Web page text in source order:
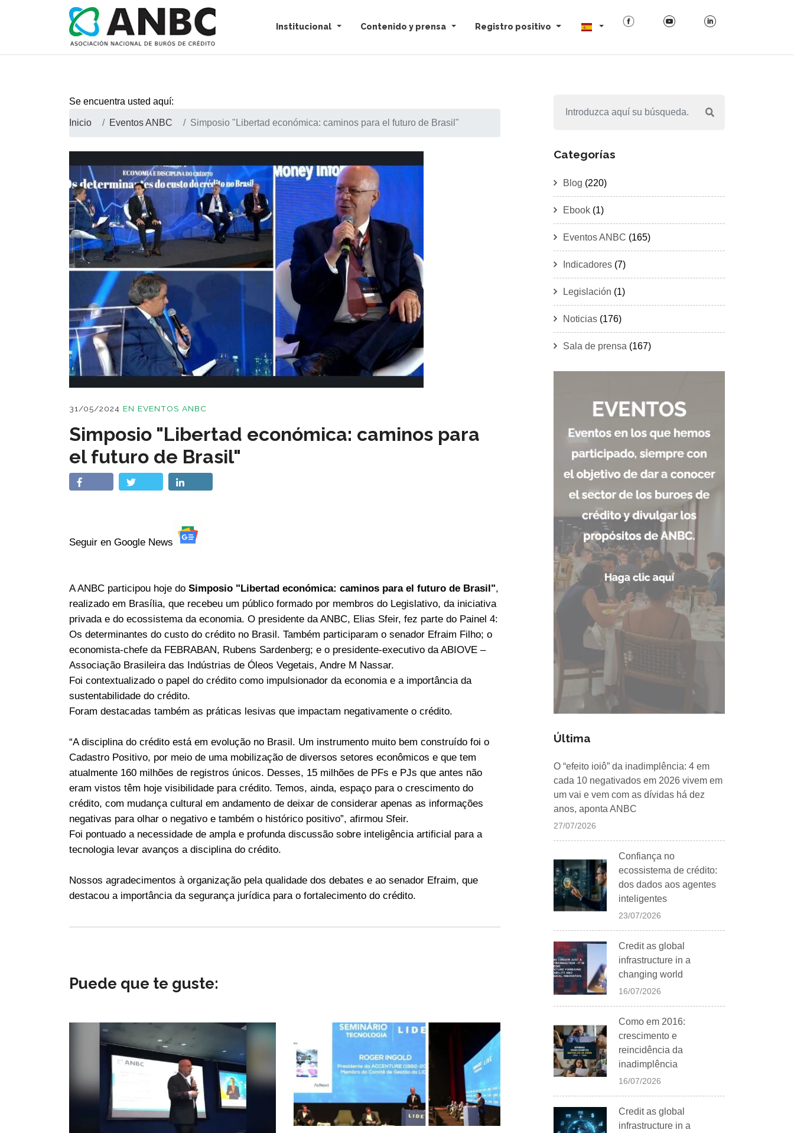
Institucional Contenido y prensa Registro positivo
Se encuentra usted aquí:
Inicio Eventos ANBC Simposio "Libertad económica: caminos para el futuro de Brasil"
31/05/2024 EN EVENTOS ANBC
Simposio "Libertad económica: caminos para
el futuro de Brasil"
Seguir en Google News
A ANBC participou hoje do Simposio "Libertad económica: caminos para el futuro de Brasil",
realizado em Brasília, que recebeu um público formado por membros do Legislativo, da iniciativa
privada e do ecossistema da economia. O presidente da ANBC, Elias Sfeir, fez parte do Painel 4:
Os determinantes do custo do crédito no Brasil. Também participaram o senador Efraim Filho; o
economista-chefe da FEBRABAN, Rubens Sardenberg; e o presidente-executivo da ABIOVE –
Associação Brasileira das Indústrias de Óleos Vegetais, Andre M Nassar.
Foi contextualizado o papel do crédito como impulsionador da economia e a importância da
sustentabilidade do crédito.
Foram destacadas também as práticas lesivas que impactam negativamente o crédito.
“A disciplina do crédito está em evolução no Brasil. Um instrumento muito bem construído foi o
Cadastro Positivo, por meio de uma mobilização de diversos setores econômicos e que tem
atualmente 160 milhões de registros únicos. Desses, 15 milhões de PFs e PJs que antes não
eram vistos têm hoje visibilidade para crédito. Temos, ainda, espaço para o crescimento do
crédito, com mudança cultural em andamento de deixar de considerar apenas as informações
negativas para olhar o negativo e também o histórico positivo”, afirmou Sfeir.
Foi pontuado a necessidade de ampla e profunda discussão sobre inteligência artificial para a
tecnologia levar avanços a disciplina do crédito.
Nossos agradecimentos à organização pela qualidade dos debates e ao senador Efraim, que
destacou a importância da segurança jurídica para o fortalecimento do crédito.
Puede que te guste:
Categorías
Blog (220)
Ebook (1)
Eventos ANBC (165)
Indicadores (7)
Legislación (1)
Noticias (176)
Sala de prensa (167)
Última
O “efeito ioiô” da inadimplência: 4 em
cada 10 negativados em 2026 vivem em
um vai e vem com as dívidas há dez
anos, aponta ANBC
27/07/2026
Confiança no
ecossistema de crédito:
dos dados aos agentes
inteligentes
23/07/2026
Credit as global
infrastructure in a
changing world
16/07/2026
Como em 2016:
crescimento e
reincidência da
inadimplência
16/07/2026
Credit as global
infrastructure in a